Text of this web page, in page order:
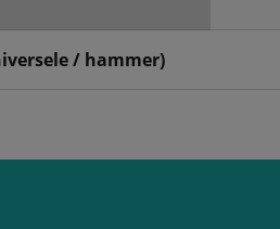
/ hammer)